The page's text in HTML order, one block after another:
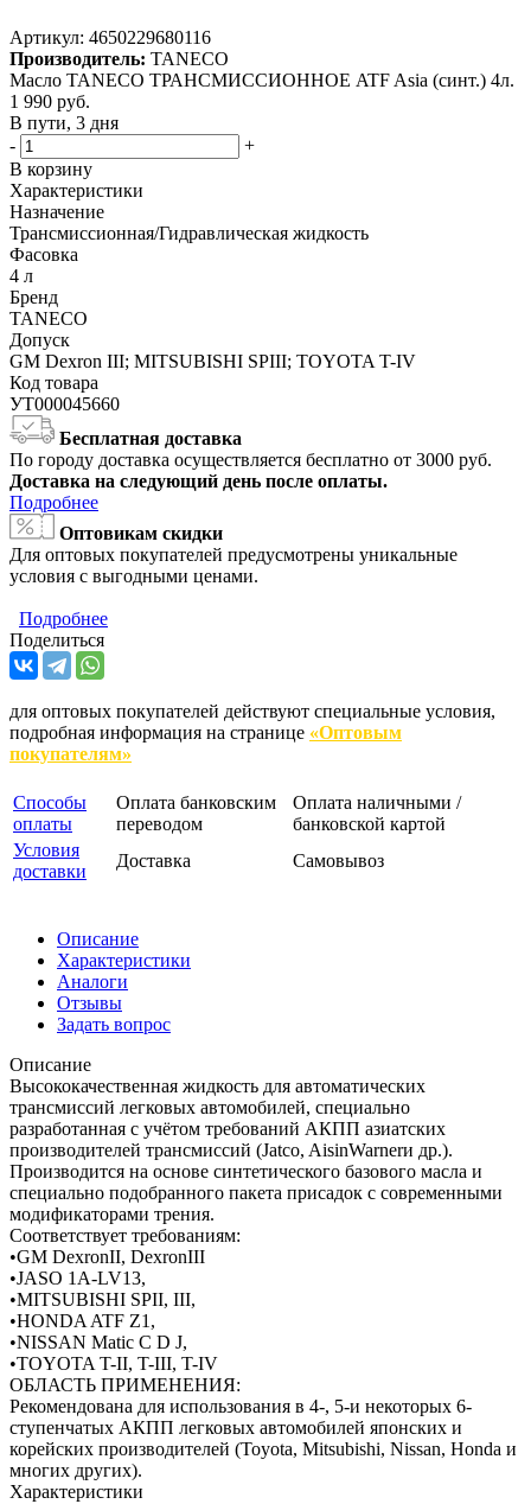
Артикул: 4650229680116
Производитель: TANECO
Масло TANECO ТРАНСМИССИОННОЕ ATF Asia (синт.) 4л.
1 990 руб.
В пути, 3 дня
-
+
В корзину
Характеристики
Назначение
Трансмиссионная/Гидравлическая жидкость
Фасовка
4 л
Бренд
TANECO
Допуск
GM Dexron III; MITSUBISHI SPIII; TOYOTA T-IV
Код товара
УТ000045660
Бесплатная доставка
По городу доставка осуществляется бесплатно от 3000 руб.
Доставка на следующий день после оплаты.
Подробнее
Оптовикам скидки
Для оптовых покупателей предусмотрены уникальные
условия с выгодными ценами.
Подробнее
Поделиться
для оптовых покупателей действуют специальные условия,
подробная информация на странице «Оптовым
покупателям»
Способы
оплаты
Оплата банковским
переводом
Оплата наличными /
банковской картой
Условия
доставки
Доставка Самовывоз
Описание
Характеристики
Аналоги
Отзывы
Задать вопрос
Описание
Высококачественная жидкость для автоматических
трансмиссий легковых автомобилей, специально
разработанная с учётом требований АКПП азиатских
производителей трансмиссий (Jatco, AisinWarnerи др.).
Производится на основе синтетического базового масла и
специально подобранного пакета присадок с современными
модификаторами трения.
Соответствует требованиям:
•GM DexronII, DexronIII
•JASO 1A-LV13,
•MITSUBISHI SPII, III,
•HONDA ATF Z1,
•NISSAN Matic C D J,
•TOYOTA T-II, T-III, T-IV
ОБЛАСТЬ ПРИМЕНЕНИЯ:
Рекомендована для использования в 4-, 5-и некоторых 6-
ступенчатых АКПП легковых автомобилей японских и
корейских производителей (Toyota, Mitsubishi, Nissan, Honda и
многих других).
Характеристики